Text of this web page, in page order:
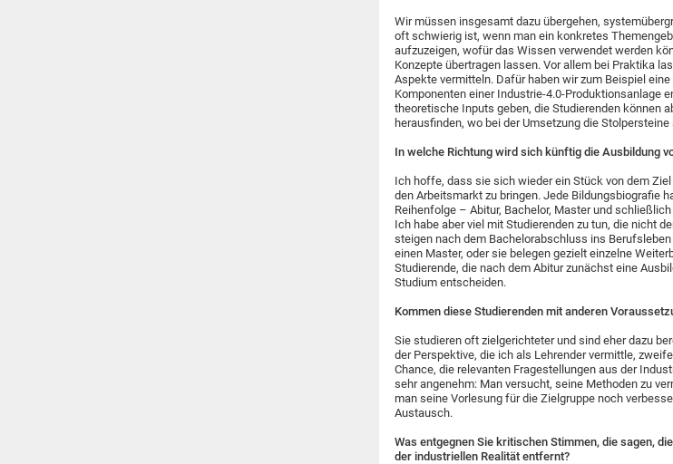
Wir müssen insgesamt dazu übergehen,
oft schwierig ist, wenn man ein konkretes
aufzuzeigen, wofür das Wissen verwendet werden
Konzepte übertragen lassen. Vor allem bei Praktika
Aspekte vermitteln. Dafür haben wir zum Beispiel
Komponenten einer Industrie-4.0-Produktionsanlage
theoretische Inputs geben, die Studierenden können
herausfinden, wo bei der Umsetzung die Stolpersteine
In welche Richtung wird sich künftig die Ausbildung
Ich hoffe, dass sie sich wieder ein Stück von dem
den Arbeitsmarkt zu bringen. Jede Bildungsbiografie
Reihenfolge – Abitur, Bachelor, Master und
Ich habe aber viel mit Studierenden zu tun, die nicht
steigen nach dem Bachelorabschluss ins
einen Master, oder sie belegen gezielt einzelne
Studierende, die nach dem Abitur zunächst eine
Studium entscheiden.
Kommen diese Studierenden mit anderen
Sie studieren oft zielgerichteter und sind eher dazu
der Perspektive, die ich als Lehrender vermittle,
Chance, die relevanten Fragestellungen aus der
sehr angenehm: Man versucht, seine Methoden zu
man seine Vorlesung für die Zielgruppe noch
Austausch.
Was entgegnen Sie kritischen Stimmen, die sagen,
der industriellen Realität entfernt?